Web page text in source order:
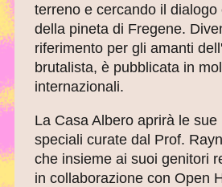
terreno e cercando il dialogo
della pineta di Fregene.
riferimento per gli amanti
brutalista, è pubblicata in
internazionali.
La Casa Albero aprirà le
speciali curate dal Prof.
che insieme ai suoi genitori
in collaborazione con Open